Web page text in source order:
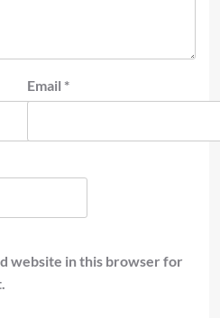
Email *
website in this browser for